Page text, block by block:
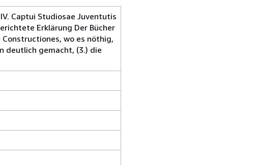
Captui Studiosae Juventutis
Erklärung Der Bücher
wo es nöthig,
deutlich gemacht, (3.) die